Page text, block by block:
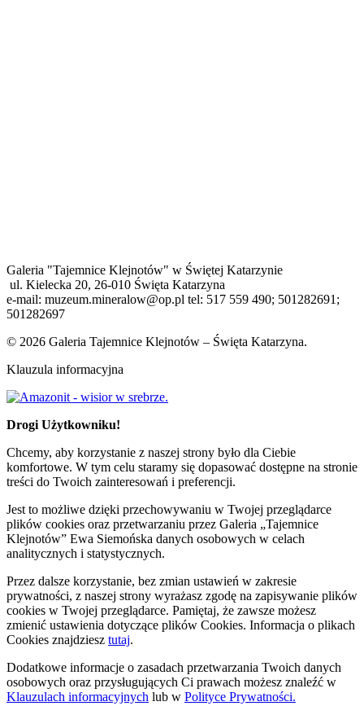
Galeria "Tajemnice Klejnotów" w Świętej Katarzynie
ul. Kielecka 20, 26-010 Święta Katarzyna
e-mail: muzeum.mineralow@op.pl tel: 517 559 490; 501282691;
501282697
© 2026 Galeria Tajemnice Klejnotów – Święta Katarzyna.
Klauzula informacyjna
Drogi Użytkowniku!
Chcemy, aby korzystanie z naszej strony było dla Ciebie
komfortowe. W tym celu staramy się dopasować dostępne na stronie
treści do Twoich zainteresowań i preferencji.
Jest to możliwe dzięki przechowywaniu w Twojej przeglądarce
plików cookies oraz przetwarzaniu przez Galeria „Tajemnice
Klejnotów” Ewa Siemońska danych osobowych w celach
analitycznych i statystycznych.
Przez dalsze korzystanie, bez zmian ustawień w zakresie
prywatności, z naszej strony wyrażasz zgodę na zapisywanie plików
cookies w Twojej przeglądarce. Pamiętaj, że zawsze możesz
zmienić ustawienia dotyczące plików Cookies. Informacja o plikach
Cookies znajdziesz tutaj.
Dodatkowe informacje o zasadach przetwarzania Twoich danych
osobowych oraz przysługujących Ci prawach możesz znaleźć w
Klauzulach informacyjnych lub w Polityce Prywatności.